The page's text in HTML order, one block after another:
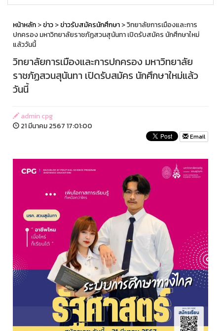
หน้าหลัก>ข่าว>ข่าวรับสมัครนักศึกษา> วิทยาลัยการเมืองและการ
ปกครอง มหาวิทยาลัยราชภัฏสวนสุนันทา เปิดรับสมัคร นักศึกษาใหม่
แล้ววันนี้
วิทยาลัยการเมืองและการปกครอง มหาวิทยาลัย
ราชภัฏสวนสุนันทา เปิดรับสมัคร นักศึกษาใหม่แล้ว
วันนี้
admin cpg
21 มีนาคม 2567 17:01:00
Email